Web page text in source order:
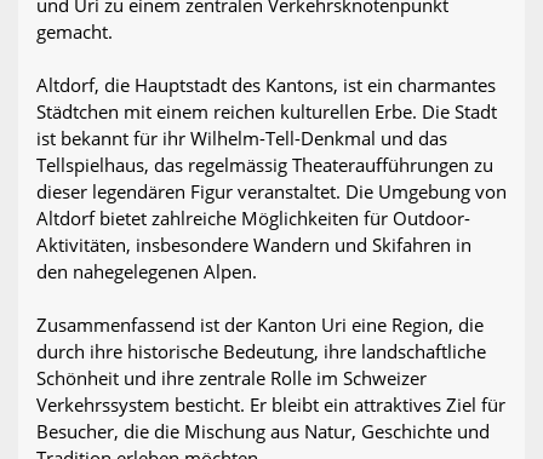
und Uri zu einem zentralen Verkehrsknotenpunkt
gemacht.
Altdorf, die Hauptstadt des Kantons, ist ein charmantes
Städtchen mit einem reichen kulturellen Erbe. Die Stadt
ist bekannt für ihr Wilhelm-Tell-Denkmal und das
Tellspielhaus, das regelmässig Theateraufführungen zu
dieser legendären Figur veranstaltet. Die Umgebung von
Altdorf bietet zahlreiche Möglichkeiten für Outdoor-
Aktivitäten, insbesondere Wandern und Skifahren in
den nahegelegenen Alpen.
Zusammenfassend ist der Kanton Uri eine Region, die
durch ihre historische Bedeutung, ihre landschaftliche
Schönheit und ihre zentrale Rolle im Schweizer
Verkehrssystem besticht. Er bleibt ein attraktives Ziel für
Besucher, die die Mischung aus Natur, Geschichte und